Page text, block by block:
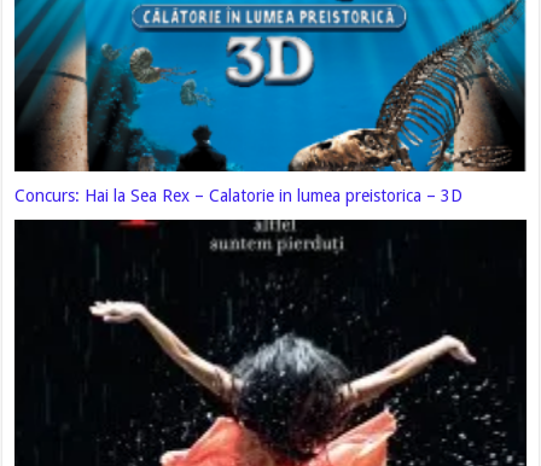
Concurs: Hai la Sea Rex – Calatorie in lumea preistorica – 3D